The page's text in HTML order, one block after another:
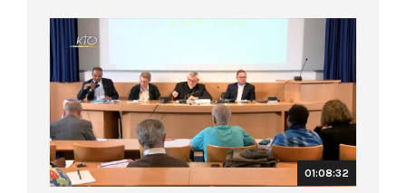
01:08:32